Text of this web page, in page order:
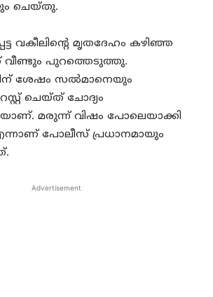
ചെയ്തു.
വകീലിന്റെ മൃതദേഹം കഴിഞ്ഞ
വീണ്ടും പുറത്തെടുത്തു.
ശേഷം സല്‍മാനെയും
ചെയ്ത് ചോദ്യം
മരുന്ന് വിഷം പോലെയാക്കി
പോലീസ് പ്രധാനമായും
Advertisement